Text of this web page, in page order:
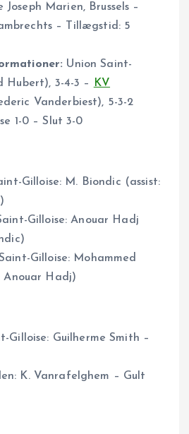
Marien, Brussels –
– Tillægstid: 5
Union Saint-
Hubert), 3-4-3 –
KV
Vanderbiest), 5-3-2
1-0 – Slut 3-0
Gilloise: M. Biondic (assist:
Gilloise: Anouar Hadj
Gilloise: Mohammed
Anouar Hadj)
Gilloise: Guilherme Smith –
K. Vanrafelghem – Gult